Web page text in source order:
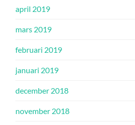
april 2019
mars 2019
februari 2019
januari 2019
december 2018
november 2018